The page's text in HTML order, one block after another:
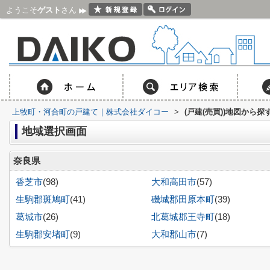
ようこそゲスト さん
上牧町・河合町の戸建て｜株式会社ダイコー > (戸建(売買))地図から探
地域選択画面
奈良県
香芝市(98) 大和高田市(57)
生駒郡斑鳩町(41) 磯城郡田原本町(39)
葛城市(26) 北葛城郡王寺町(18)
生駒郡安堵町(9) 大和郡山市(7)